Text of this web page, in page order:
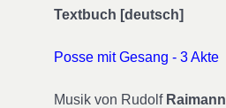
Textbuch [deutsch]
Posse mit Gesang - 3 Akte
Musik von Rudolf Raimann